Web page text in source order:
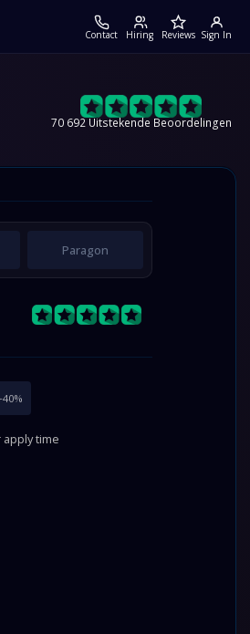
Contact Hiring Reviews Sign In
70 692 Uitstekende Beoordelingen
Paragon
time